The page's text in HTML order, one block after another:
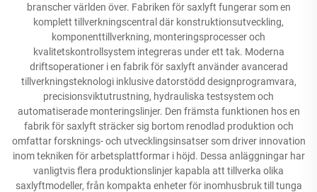
branscher världen över. Fabriken för saxlyft fungerar som en
komplett tillverkningscentral där konstruktionsutveckling,
komponenttillverkning, monteringsprocesser och
kvalitetskontrollsystem integreras under ett tak. Moderna
driftsoperationer i en fabrik för saxlyft använder avancerad
tillverkningsteknologi inklusive datorstödd designprogramvara,
precisionsviktutrustning, hydrauliska testsystem och
automatiserade monteringslinjer. Den främsta funktionen hos en
fabrik för saxlyft sträcker sig bortom renodlad produktion och
omfattar forsknings- och utvecklingsinsatser som driver innovation
inom tekniken för arbetsplattformar i höjd. Dessa anläggningar har
vanligtvis flera produktionslinjer kapabla att tillverka olika
saxlyftmodeller, från kompakta enheter för inomhusbruk till tunga